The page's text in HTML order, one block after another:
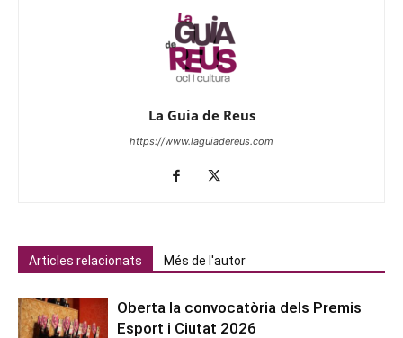
La Guia de Reus
https://www.laguiadereus.com
Articles relacionats Més de l'autor
Oberta la convocatòria dels Premis
Esport i Ciutat 2026